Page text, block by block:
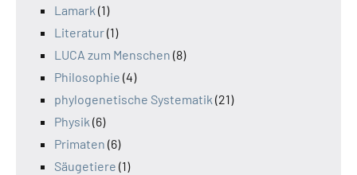
Lamark (1)
Literatur(1)
LUCA zum Menschen (8)
Philosophie (4)
phylogenetische Systematik (21)
Physik (6)
Primaten (6)
Säugetiere (1)